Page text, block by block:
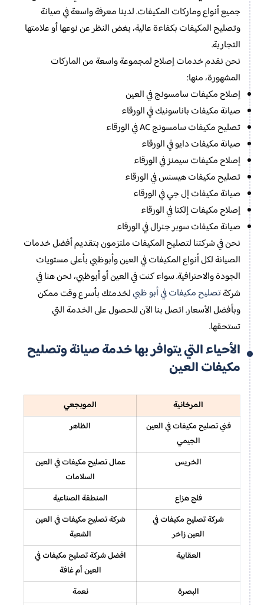
جميع أنواع وماركات المكيفات. لدينا معرفة واسعة في صيانة
وتصليح المكيفات بكفاءة عالية، بغض النظر عن نوعها أو علامتها
التجارية.
نحن نقدم خدمات إصلاح لمجموعة واسعة من الماركات
المشهورة، منها:
إصلاح مكيفات سامسونج في العين
صيانة مكيفات باناسونيك في الورقاء
تصليح مكيفات سامسونج AC في الورقاء
صيانة مكيفات دايو في الورقاء
إصلاح مكيفات سيمنز في الورقاء
تصليح مكيفات هيسنس في الورقاء
صيانة مكيفات إل جي في الورقاء
إصلاح مكيفات إلكتا في الورقاء
صيانة مكيفات سوبر جنرال في الورقاء
نحن في شركتنا لتصليح المكيفات ملتزمون بتقديم أفضل خدمات
الصيانة لكل أنواع المكيفات في العين وأبوظبي بأعلى مستويات
الجودة والاحترافية. سواء كنت في العين أو أبوظبي، نحن هنا في
شركةتصليح مكيفات في أبو ظبيلخدمتك بأسرع وقت ممكن
وبأفضل الأسعار. اتصل بنا الآن للحصول على الخدمة التي
تستحقها.
الأحياء التي يتوافر بها خدمة صيانة وتصليح
مكيفات العين
المرخانية
المويجعي
فني تصليح مكيفات في العين
الجيمي
الظاهر
الخريس
عمال تصليح مكيفات في العين
السلامات
فلج هزاع
المنطقة الصناعية
شركة تصليح مكيفات في
العين زاخر
شركة تصليح مكيفات في العين
الشعبة
العقابية
افضل شركة تصليح مكيفات في
العين أم غافة
البصرة
نعمة